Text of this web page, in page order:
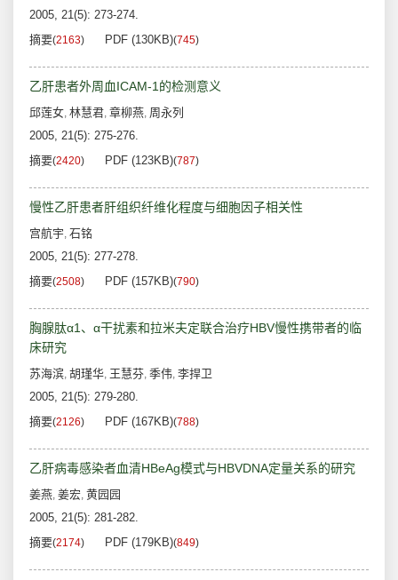
2005, 21(5): 273-274.
摘要(2163) PDF (130KB)(745)
乙肝患者外周血ICAM-1的检测意义
邱莲女, 林慧君, 章柳燕, 周永列
2005, 21(5): 275-276.
摘要(2420) PDF (123KB)(787)
慢性乙肝患者肝组织纤维化程度与细胞因子相关性
宫航宇, 石铭
2005, 21(5): 277-278.
摘要(2508) PDF (157KB)(790)
胸腺肽α1、α干扰素和拉米夫定联合治疗HBV慢性携带者的临
床研究
苏海滨, 胡瑾华, 王慧芬, 季伟, 李捍卫
2005, 21(5): 279-280.
摘要(2126) PDF (167KB)(788)
乙肝病毒感染者血清HBeAg模式与HBVDNA定量关系的研究
姜燕, 姜宏, 黄园园
2005, 21(5): 281-282.
摘要(2174) PDF (179KB)(849)